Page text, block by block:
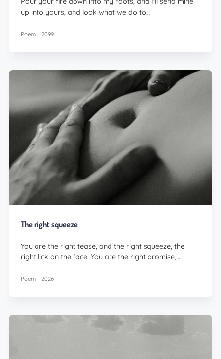
up into yours, and look what we do to…
Poem 2099
The right squeeze
You are the right tease, and the right squeeze, the
right lick on the face. You are the right promise,…
Poem 2026